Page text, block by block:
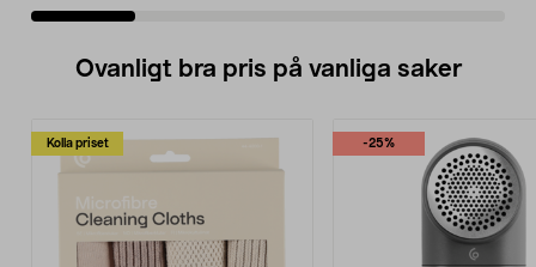
Ovanligt bra pris på vanliga saker
Kolla priset -25%